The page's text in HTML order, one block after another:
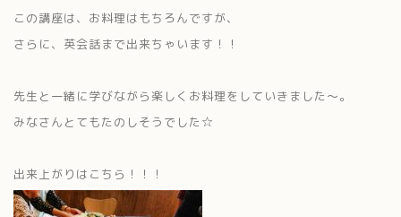
この講座は、お料理はもちろんですが、
さらに、英会話まで出来ちゃいます！！
先生と一緒に学びながら楽しくお料理をしていきました～。
みなさんとてもたのしそうでした☆
出来上がりはこちら！！！